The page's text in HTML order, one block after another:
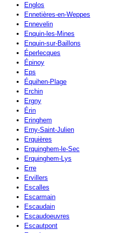
Englos
Ennetières-en-Weppes
Ennevelin
Enquin-les-Mines
Enquin-sur-Baillons
Éperlecques
Épinoy
Eps
Équihen-Plage
Erchin
Ergny
Érin
Eringhem
Erny-Saint-Julien
Erquières
Erquinghem-le-Sec
Erquinghem-Lys
Erre
Ervillers
Escalles
Escarmain
Escaudain
Escaudoeuvres
Escautpont